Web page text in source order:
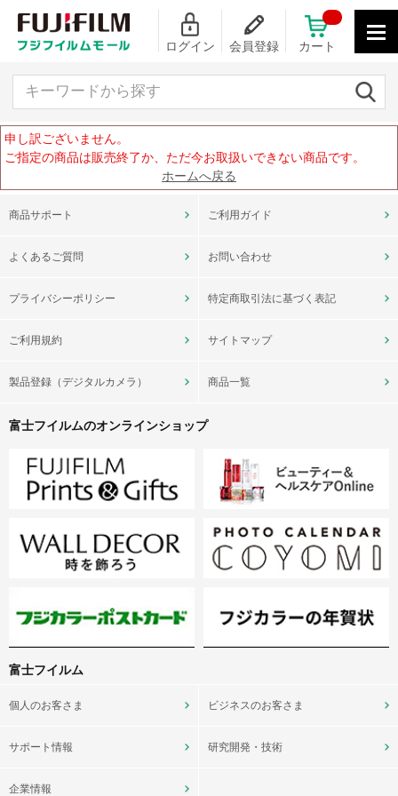
ログイン 会員登録
申し訳ございません。
ご指定の商品は販売終了か、ただ今お取扱いできない商品です。
ホームへ戻る
商品サポート ご利用ガイド
よくあるご質問 お問い合わせ
プライバシーポリシー 特定商取引法に基づく表記
ご利用規約 サイトマップ
製品登録（デジタルカメラ） 商品一覧
富士フイルムのオンラインショップ
富士フイルム
個人のお客さま ビジネスのお客さま
サポート情報 研究開発・技術
企業情報